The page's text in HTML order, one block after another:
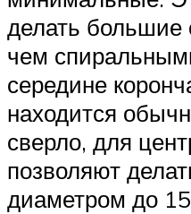
делать большие
чем
середине
находится
сверло, для
позволяют
диаметром до